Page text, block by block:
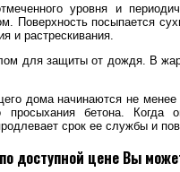
уровня и
Поверхность посыпается
и растрескивания.
для защиты от дождя. В
дома начинаются не
бетона. Когда
срок ее службы и
доступной цене Вы